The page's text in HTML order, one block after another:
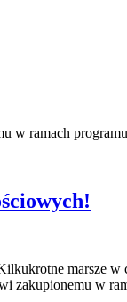
w ramach
marsze
zakupionemu w